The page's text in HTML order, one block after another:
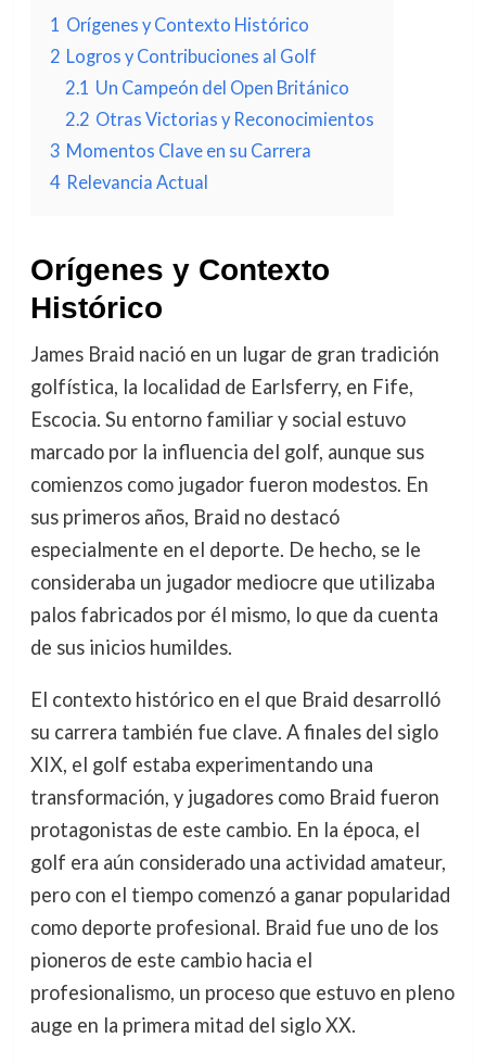
1 Orígenes y Contexto Histórico
2 Logros y Contribuciones al Golf
2.1 Un Campeón del Open Británico
2.2 Otras Victorias y Reconocimientos
3 Momentos Clave en su Carrera
4 Relevancia Actual
Orígenes y Contexto
Histórico
James Braid nació en un lugar de gran tradición
golfística, la localidad de Earlsferry, en Fife,
Escocia. Su entorno familiar y social estuvo
marcado por la influencia del golf, aunque sus
comienzos como jugador fueron modestos. En
sus primeros años, Braid no destacó
especialmente en el deporte. De hecho, se le
consideraba un jugador mediocre que utilizaba
palos fabricados por él mismo, lo que da cuenta
de sus inicios humildes.
El contexto histórico en el que Braid desarrolló
su carrera también fue clave. A finales del siglo
XIX, el golf estaba experimentando una
transformación, y jugadores como Braid fueron
protagonistas de este cambio. En la época, el
golf era aún considerado una actividad amateur,
pero con el tiempo comenzó a ganar popularidad
como deporte profesional. Braid fue uno de los
pioneros de este cambio hacia el
profesionalismo, un proceso que estuvo en pleno
auge en la primera mitad del siglo XX.